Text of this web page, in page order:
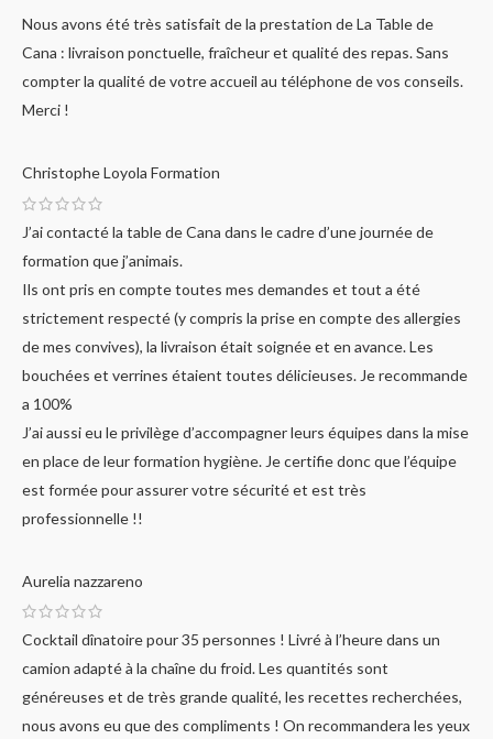
Nous avons été très satisfait de la prestation de La Table de
Cana : livraison ponctuelle, fraîcheur et qualité des repas. Sans
compter la qualité de votre accueil au téléphone de vos conseils.
Merci !
ChristopheLoyola Formation
J’ai contacté la table de Cana dans le cadre d’une journée de
formation que j’animais.
Ils ont pris en compte toutes mes demandes et tout a été
strictement respecté (y compris la prise en compte des allergies
de mes convives), la livraison était soignée et en avance. Les
bouchées et verrines étaient toutes délicieuses. Je recommande
a 100%
J’ai aussi eu le privilège d’accompagner leurs équipes dans la mise
en place de leur formation hygiène. Je certifie donc que l’équipe
est formée pour assurer votre sécurité et est très
professionnelle !!
Aurelia nazzareno
Cocktail dînatoire pour 35 personnes ! Livré à l’heure dans un
camion adapté à la chaîne du froid. Les quantités sont
généreuses et de très grande qualité, les recettes recherchées,
nous avons eu que des compliments ! On recommandera les yeux